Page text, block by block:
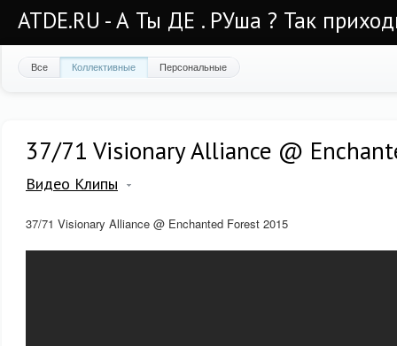
ATDE.RU - А Ты ДЕ . РУша ? Так
Все Коллективные Персональные
37/71 Visionary Alliance @
Видео Клипы
37/71 Visionary Alliance @ Enchanted Forest 2015